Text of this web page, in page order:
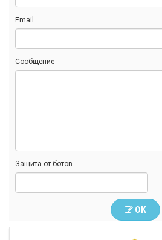
Email
Сообщение
Защита от ботов
OK